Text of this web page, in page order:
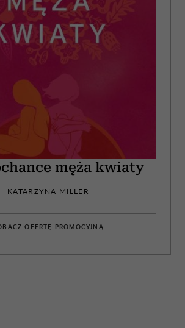
męża kwiaty
KATARZYNA MILLER
OFERTĘ PROMOCYJNĄ